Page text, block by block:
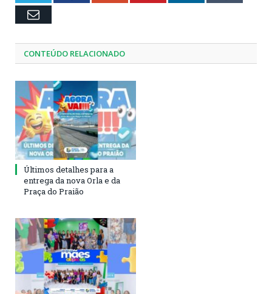
Email
CONTEÚDO RELACIONADO
Últimos detalhes para a
entrega da nova Orla e da
Praça do Praião